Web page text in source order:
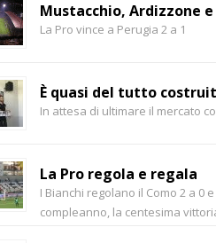
Mustacchio, Ardizzone
La Pro vince a Perugia 2 a 1
È quasi del tutto
In attesa di ultimare il mercato
La Pro regola e regala
I Bianchi regolano il Como 2 a 0
compleanno, la centesima